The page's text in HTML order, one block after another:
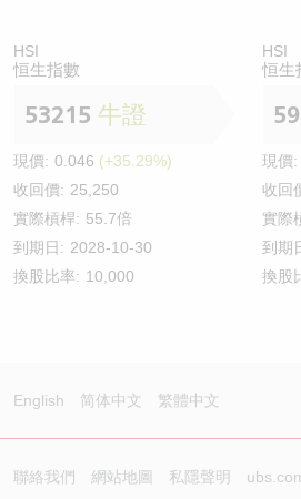
HSI
恒生指數
53215 牛證
現價: 0.046 (+35.29%)
收回價: 25,250
實際槓桿: 55.7倍
到期日: 2028-10-30
換股比率: 10,000
HSI
恒生
現價:
收回
實際
到期
換股
English 简体中文 繁體中文
聯絡我們 網站地圖 私隱聲明